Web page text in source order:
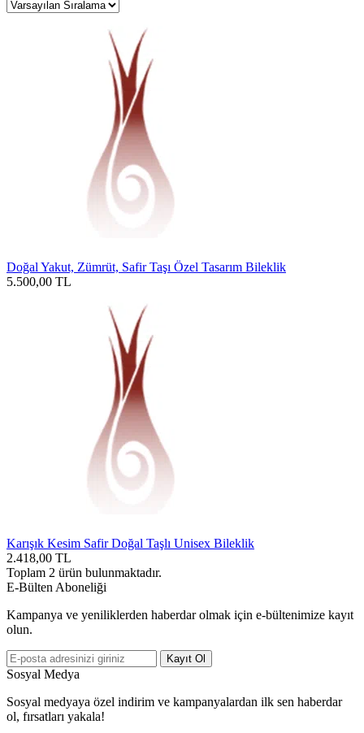
Doğal Yakut, Zümrüt, Safir Taşı Özel Tasarım Bileklik
5.500,00 TL
Karışık Kesim Safir Doğal Taşlı Unisex Bileklik
2.418,00 TL
Toplam 2 ürün bulunmaktadır.
E-Bülten Aboneliği
Kampanya ve yeniliklerden haberdar olmak için e-bültenimize kayıt
olun.
Kayıt Ol
Sosyal Medya
Sosyal medyaya özel indirim ve kampanyalardan ilk sen haberdar
ol, fırsatları yakala!